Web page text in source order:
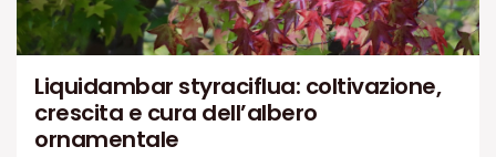
Liquidambar styraciflua: coltivazione,
crescita e cura dell’albero
ornamentale